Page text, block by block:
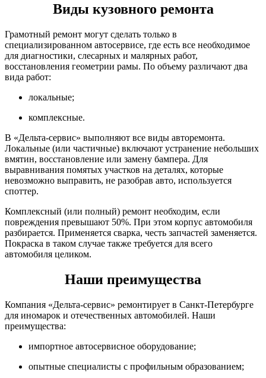
Виды кузовного ремонта
Грамотный ремонт могут сделать только в
специализированном автосервисе, где есть все необходимое
для диагностики, слесарных и малярных работ,
восстановления геометрии рамы. По объему различают два
вида работ:
локальные;
комплексные.
В «Дельта-сервис» выполняют все виды авторемонта.
Локальные (или частичные) включают устранение небольших
вмятин, восстановление или замену бампера. Для
выравнивания помятых участков на деталях, которые
невозможно выправить, не разобрав авто, используется
споттер.
Комплексный (или полный) ремонт необходим, если
повреждения превышают 50%. При этом корпус автомобиля
разбирается. Применяется сварка, честь запчастей заменяется.
Покраска в таком случае также требуется для всего
автомобиля целиком.
Наши преимущества
Компания «Дельта-сервис» ремонтирует в Санкт-Петербурге
для иномарок и отечественных автомобилей. Наши
преимущества:
импортное автосервисное оборудование;
опытные специалисты с профильным образованием;